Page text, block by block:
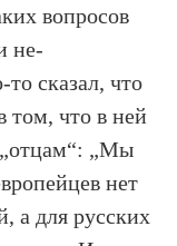
вопросов
не-
сказал, что
том, что в ней
„отцам“: „Мы
нет
а для русских